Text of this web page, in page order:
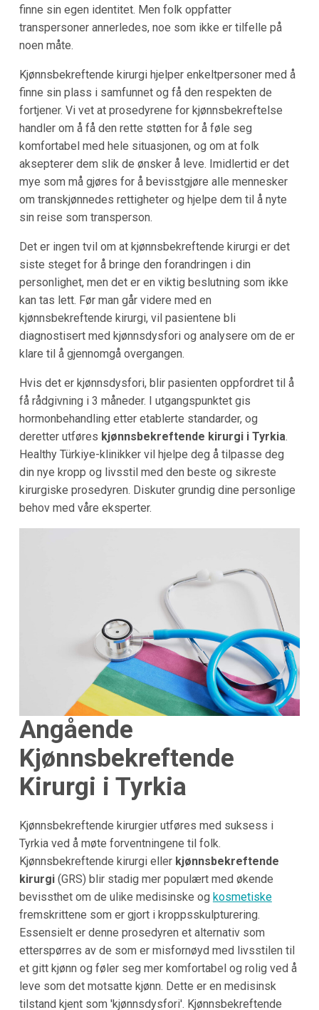
finne sin egen identitet. Men folk oppfatter
transpersoner annerledes, noe som ikke er tilfelle på
noen måte.
Kjønnsbekreftende kirurgi hjelper enkeltpersoner med å
finne sin plass i samfunnet og få den respekten de
fortjener. Vi vet at prosedyrene for kjønnsbekreftelse
handler om å få den rette støtten for å føle seg
komfortabel med hele situasjonen, og om at folk
aksepterer dem slik de ønsker å leve. Imidlertid er det
mye som må gjøres for å bevisstgjøre alle mennesker
om transkjønnedes rettigheter og hjelpe dem til å nyte
sin reise som transperson.
Det er ingen tvil om at kjønnsbekreftende kirurgi er det
siste steget for å bringe den forandringen i din
personlighet, men det er en viktig beslutning som ikke
kan tas lett. Før man går videre med en
kjønnsbekreftende kirurgi, vil pasientene bli
diagnostisert med kjønnsdysfori og analysere om de er
klare til å gjennomgå overgangen.
Hvis det er kjønnsdysfori, blir pasienten oppfordret til å
få rådgivning i 3 måneder. I utgangspunktet gis
hormonbehandling etter etablerte standarder, og
deretter utføres kjønnsbekreftende kirurgi i Tyrkia.
Healthy Türkiye-klinikker vil hjelpe deg å tilpasse deg
din nye kropp og livsstil med den beste og sikreste
kirurgiske prosedyren. Diskuter grundig dine personlige
behov med våre eksperter.
Angående
Kjønnsbekreftende
Kirurgi i Tyrkia
Kjønnsbekreftende kirurgier utføres med suksess i
Tyrkia ved å møte forventningene til folk.
Kjønnsbekreftende kirurgi eller kjønnsbekreftende
kirurgi(GRS) blir stadig mer populært med økende
bevissthet om de ulike medisinske og kosmetiske
fremskrittene som er gjort i kroppsskulpturering.
Essensielt er denne prosedyren et alternativ som
etterspørres av de som er misfornøyd med livsstilen til
et gitt kjønn og føler seg mer komfortabel og rolig ved å
leve som det motsatte kjønn. Dette er en medisinsk
tilstand kjent som 'kjønnsdysfori'. Kjønnsbekreftende